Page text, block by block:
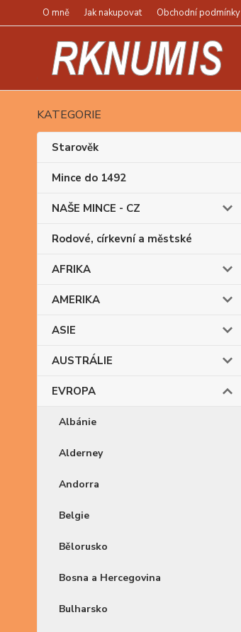
O mně Jak nakupovat Obchodní podmínky
KATEGORIE
Starověk
Mince do 1492
NAŠE MINCE - CZ
Rodové, církevní a městské
AFRIKA
AMERIKA
ASIE
AUSTRÁLIE
EVROPA
Albánie
Alderney
Andorra
Belgie
Bělorusko
Bosna a Hercegovina
Bulharsko